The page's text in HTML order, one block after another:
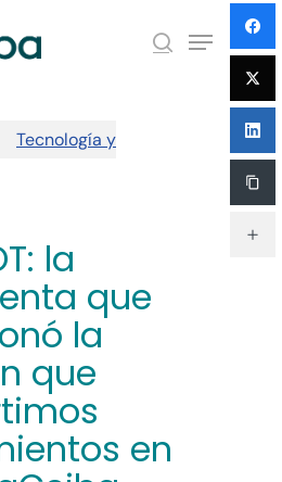
search
Menu
Tecnología y
la
que
la
que
en
Menu